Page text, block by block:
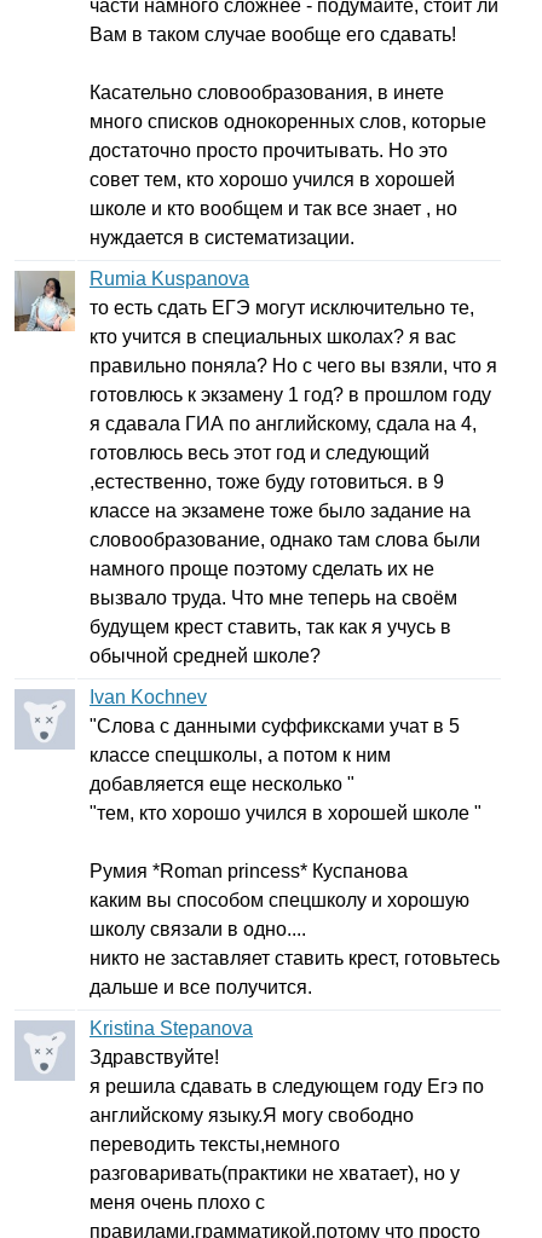
части намного сложнее - подумайте, стоит ли
Вам в таком случае вообще его сдавать!
Касательно словообразования, в инете
много списков однокоренных слов, которые
достаточно просто прочитывать. Но это
совет тем, кто хорошо учился в хорошей
школе и кто вообщем и так все знает , но
нуждается в систематизации.
Rumia Kuspanova
то есть сдать ЕГЭ могут исключительно те,
кто учится в специальных школах? я вас
правильно поняла? Но с чего вы взяли, что я
готовлюсь к экзамену 1 год? в прошлом году
я сдавала ГИА по английскому, сдала на 4,
готовлюсь весь этот год и следующий
,естественно, тоже буду готовиться. в 9
классе на экзамене тоже было задание на
словообразование, однако там слова были
намного проще поэтому сделать их не
вызвало труда. Что мне теперь на своём
будущем крест ставить, так как я учусь в
обычной средней школе?
Ivan Kochnev
"Слова с данными суффиксками учат в 5
классе спецшколы, а потом к ним
добавляется еще несколько "
"тем, кто хорошо учился в хорошей школе "
Румия *Roman princess* Куспанова
каким вы способом спецшколу и хорошую
школу связали в одно....
никто не заставляет ставить крест, готовьтесь
дальше и все получится.
Kristina Stepanova
Здравствуйте!
я решила сдавать в следующем году Егэ по
английскому языку.Я могу свободно
переводить тексты,немного
разговаривать(практики не хватает), но у
меня очень плохо с
правилами,грамматикой.потому что просто